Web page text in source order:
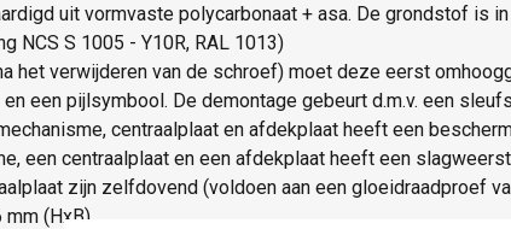
uit vormvaste polycarbonaat + asa. De grondstof is
NCS S 1005 - Y10R, RAL 1013)
het verwijderen van de schroef) moet deze eerst
een pijlsymbool. De demontage gebeurt d.m.v. een
centraalplaat en afdekplaat heeft een
een centraalplaat en een afdekplaat heeft een
zijn zelfdovend (voldoen aan een gloeidraadproef
(HxB)